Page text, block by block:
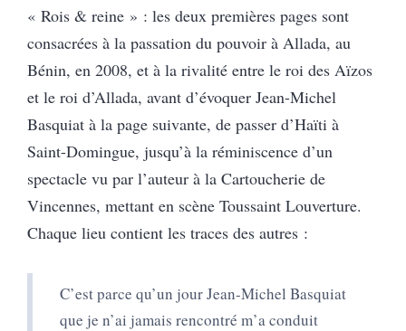
« Rois & reine » : les deux premières pages sont
consacrées à la passation du pouvoir à Allada, au
Bénin, en 2008, et à la rivalité entre le roi des Aïzos
et le roi d’Allada, avant d’évoquer Jean-Michel
Basquiat à la page suivante, de passer d’Haïti à
Saint-Domingue, jusqu’à la réminiscence d’un
spectacle vu par l’auteur à la Cartoucherie de
Vincennes, mettant en scène Toussaint Louverture.
Chaque lieu contient les traces des autres :
C’est parce qu’un jour Jean-Michel Basquiat
que je n’ai jamais rencontré m’a conduit